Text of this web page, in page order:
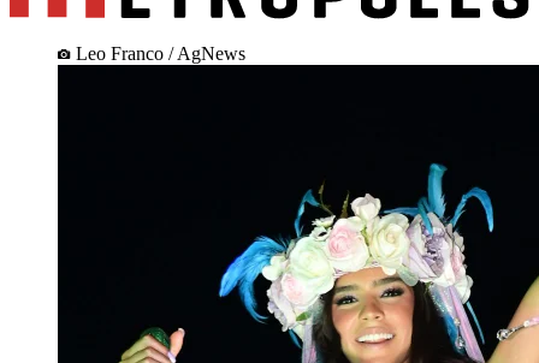
Leo Franco / AgNews